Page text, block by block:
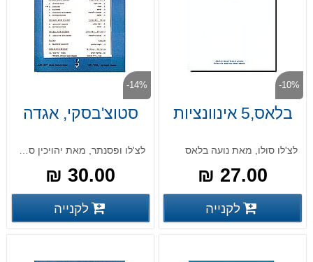
-10%
בלאס,5 אינוונציות
לצ'לו סולו, מאת נועה בלאס
27.00 ₪
פרטים נוספים פרטים נוספים לקנייה
-14%
סטוצ'בסקי, אגדה
לצ'לו ופסנתר, מאת יהויכין סטוצ'בסקי
30.00 ₪
פרטים נוספים
לקנייה